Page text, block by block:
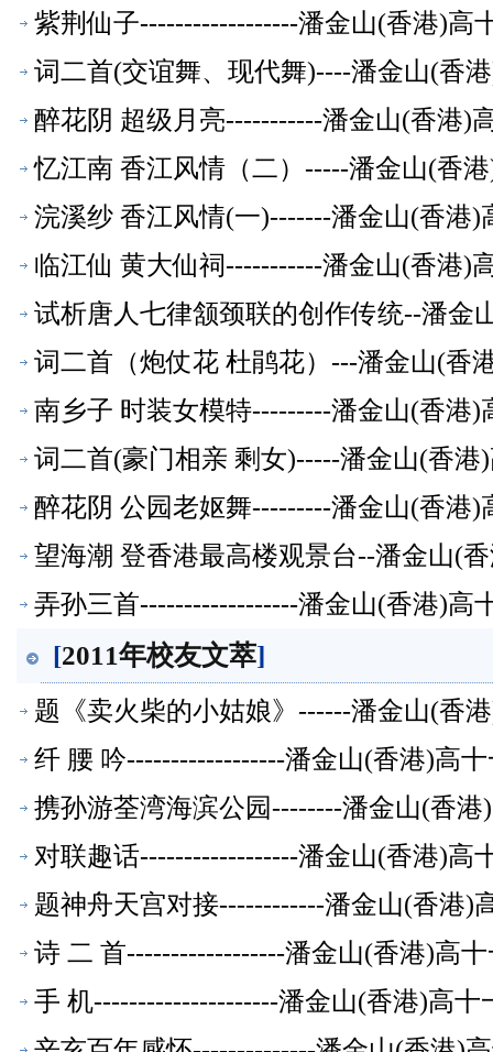
紫荆仙子------------------潘金山(香港)高
词二首(交谊舞、现代舞)----潘金山(香
醉花阴 超级月亮-----------潘金山(香港)
忆江南 香江风情（二）-----潘金山(香
浣溪纱 香江风情(一)-------潘金山(香港)
临江仙 黄大仙祠-----------潘金山(香港)
试析唐人七律颔颈联的创作传统--潘金
词二首（炮仗花 杜鹃花）---潘金山(香
南乡子 时装女模特---------潘金山(香港)
词二首(豪门相亲 剩女)-----潘金山(香港
醉花阴 公园老妪舞---------潘金山(香港)
望海潮 登香港最高楼观景台--潘金山(
弄孙三首------------------潘金山(香港)高
[2011年校友文萃]
题《卖火柴的小姑娘》------潘金山(香
纤 腰 吟------------------潘金山(香港)高
携孙游荃湾海滨公园--------潘金山(香
对联趣话------------------潘金山(香港)高
题神舟天宫对接------------潘金山(香港)
诗 二 首------------------潘金山(香港)高
手 机---------------------潘金山(香港)高十